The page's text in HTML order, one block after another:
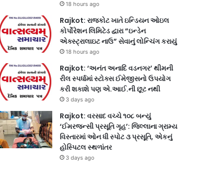
18 hours ago
Rajkot: રાજકોટ ખાતે ઇન્ડિયન ઓઇલ
કોર્પોરેશન લિમિટેડ દ્વારા “ઇન્ડેન
એક્સ્ટ્રાલાઇટ નાઉ” સેવાનું લોન્ચિંગ કરાયું
18 hours ago
Rajkot: ‘અનંત અનાદિ વડનગર’ થીમની
રીલ સ્પર્ધામાં સ્ટોક્સ ઈમેજીસનો ઉપયોગ
કરી શકાશે પણ એ.આઈ.ની છૂટ નથી
3 days ago
Rajkot: વરસાદ વચ્ચે ૧૦૮ બન્યું
‘ઈમરજન્સી પ્રસૂતિ ગૃહ’: જિલ્લાના ગ્રામ્ય
વિસ્તારમાં ઓન ધી સ્પોટ ૩ પ્રસૂતિ, એકનું
હોસ્પિટલ સ્થળાંતર
3 days ago